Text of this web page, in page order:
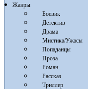
Жанры
Боевик
Детектив
Драма
Мистика/Ужасы
Попаданцы
Проза
Роман
Рассказ
Триллер